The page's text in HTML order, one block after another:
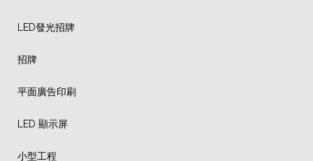
LED發光招牌
招牌
平面廣告印刷
LED 顯示屏
小型工程